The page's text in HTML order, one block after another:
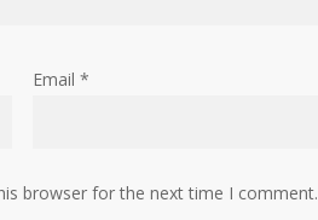
Email*
browser for the next time I comment.